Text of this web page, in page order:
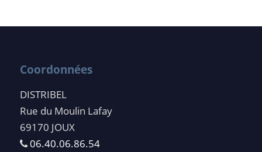
Coordonnées
DISTRIBEL
Rue du Moulin Lafay
69170 JOUX
06.40.06.86.54